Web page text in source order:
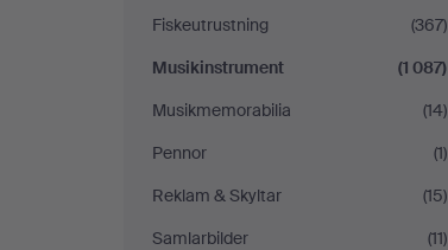
Fiskeutrustning
(367)
Musikinstrument
(1 087)
Musikmemorabilia
(14)
Pennor
(1)
Reklam & Skyltar
(15)
Samlarbilder
(11)